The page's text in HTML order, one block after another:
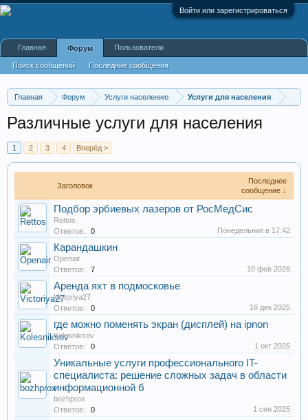
Войти или зарегистрироваться
Главная Форум Услуги населению Услуги для населения
Различные услуги для населения
1 2 3 4 Вперёд >
Заголовок
Последнее
сообщение ↓
Подбор эрбиевых лазеров от РосМедСис
Rettos
Ответов:
0 Понедельник в 17:42
Карандашкин
Openair
Ответов:
7 10 фев 2026
Аренда яхт в подмосковье
Victoriya27
Ответов:
0 16 дек 2025
где можно поменять экран (дисплей) на ipnon
Kolesniksov
Ответов:
0 1 окт 2025
Уникальные услуги профессионального IT-
специалиста: решение сложных задач в области
информационной б
bozhprox
Ответов:
0 1 сен 2025
Главная Форум
Поиск сообщений Последние сообщения
Пользователи